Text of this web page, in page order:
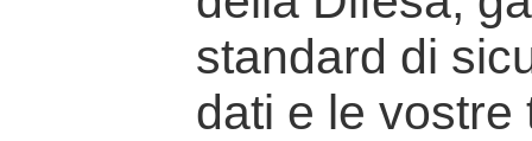
standard di
dati e le vostre